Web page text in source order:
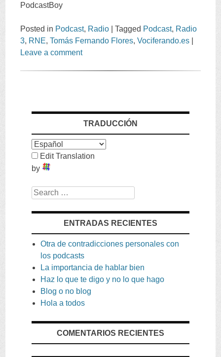
PodcastBoy
Posted in Podcast, Radio |Tagged Podcast, Radio
3, RNE,Tomás Fernando Flores,Vociferando.es
Leave a comment
TRADUCCIÓN
Edit Translation
by
Search
ENTRADAS RECIENTES
Otra de contradicciones personales con
los podcasts
La importancia de hablar bien
Haz lo que te digo y no lo que hago
Blog o no blog
Hola a todos
COMENTARIOS RECIENTES